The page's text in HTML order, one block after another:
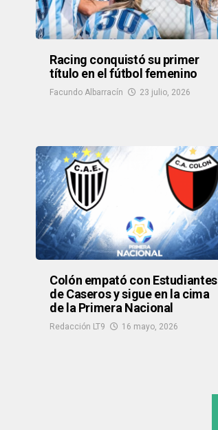
Racing conquistó su primer
título en el fútbol femenino
Facundo Albarracín 23 julio, 2026
Colón empató con Estudiantes
de Caseros y sigue en la cima
de la Primera Nacional
Redacción LT9 16 mayo, 2026